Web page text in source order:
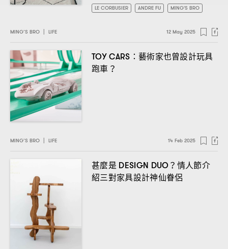
LE CORBUSIER ANDRE FU MING'S BRO
MING’S BRO LIFE 12 May 2025
TOY CARS： 藝術家也曾設計玩具
跑車 ？
MING’S BRO LIFE 14 Feb 2025
甚麼是DESIGN DUO？ 情人節介
紹三對家具設計神仙眷侶